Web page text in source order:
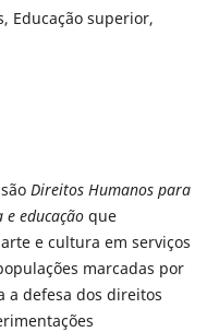
Educação superior,
Direitos Humanos para
educação que
e cultura em serviços
marcadas por
a defesa dos direitos